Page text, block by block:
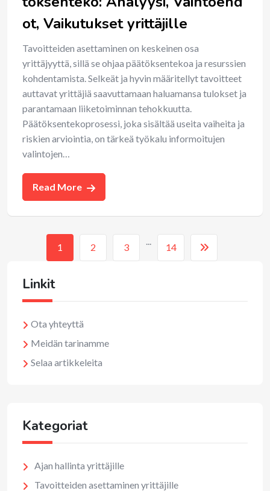
ot, Vaikutukset yrittäjille
Tavoitteiden asettaminen on keskeinen osa
yrittäjyyttä, sillä se ohjaa päätöksentekoa ja resurssien
kohdentamista. Selkeät ja hyvin määritellyt tavoitteet
auttavat yrittäjiä saavuttamaan haluamansa tulokset ja
parantamaan liiketoiminnan tehokkuutta.
Päätöksentekoprosessi, joka sisältää useita vaiheita ja
riskien arviointia, on tärkeä työkalu informoitujen
valintojen…
Read More
1 2 3 14
Linkit
Ota yhteyttä
Meidän tarinamme
Selaa artikkeleita
Kategoriat
Ajan hallinta yrittäjille
Tavoitteiden asettaminen yrittäjille